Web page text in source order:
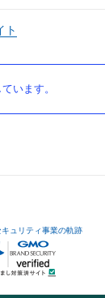
ト
います。
キュリティ事業の軌跡